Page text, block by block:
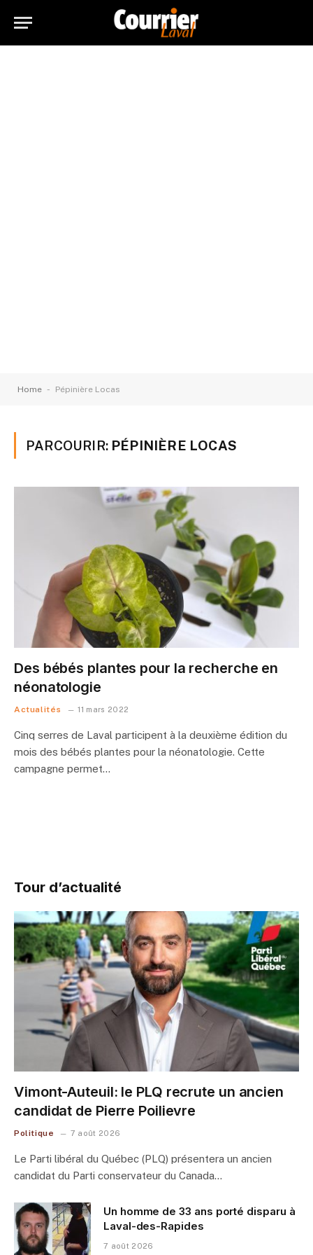
Home - Pépinière Locas
PARCOURIR: PÉPINIÈRE LOCAS
Des bébés plantes pour la recherche en
néonatologie
Actualités 11 mars 2022
Cinq serres de Laval participent à la deuxième édition du
mois des bébés plantes pour la néonatologie. Cette
campagne permet…
Tour d’actualité
Vimont-Auteuil: le PLQ recrute un ancien
candidat de Pierre Poilievre
Politique 7 août 2026
Le Parti libéral du Québec (PLQ) présentera un ancien
candidat du Parti conservateur du Canada…
Un homme de 33 ans porté disparu à
Laval-des-Rapides
7 août 2026